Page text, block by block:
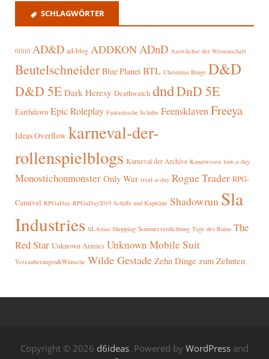
SCHLAGWÖRTER
01010 AD&D ad-blog ADDKON ADnD Auswüchse der Wissenschaft
Beutelschneider Blue Planet BTL Christmas Binge D&D
D&D 5E Dark Heresy Deathwatch dndDnD 5E
Earthdawn Epic Roleplay Fantastische Schuhe FeensklavenFreeya
Ideas Overflow karneval-der-
rollenspielblogs Karneval der Archive Kunstwesen loot-a-day
Monostichonmonster Only War rival-a-day Rogue Trader RPG-
Carnival RPGaDay RPGaDay2019 Schiffe und Kapitäne Shadowrun Sla
Industries SLAmas Shopping Sommerverdichtung Tage des Ruins The
Red Star Unknown Armies Unknown Mobile Suit
Verzauberungen&Wünsche Wilde Gestade Zehn Dinge zum Zehnten
Copyright © 2026 d6ideas. Powered by WordPress and